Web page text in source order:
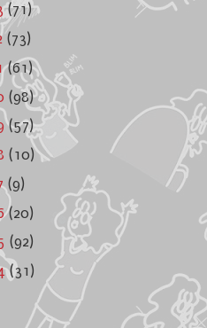
(71)
(73)
(61)
(98)
(57)
(10)
(9)
(20)
(92)
(31)